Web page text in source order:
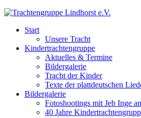
Start
Unsere Tracht
Kindertrachtengruppe
Aktuelles & Termine
Bildergalerie
Tracht der Kinder
Texte der plattdeutschen
Bildergalerie
Fotoshootings mit Jeb Inge
40 Jahre